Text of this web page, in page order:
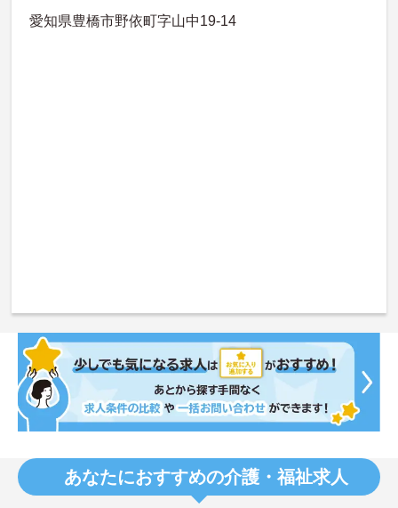
愛知県豊橋市野依町字山中19-14
あなたにおすすめの介護・福祉求人